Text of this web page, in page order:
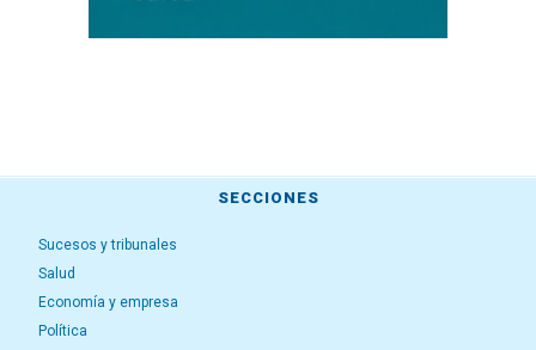
SECCIONES
Sucesos y tribunales
Salud
Economía y empresa
Política